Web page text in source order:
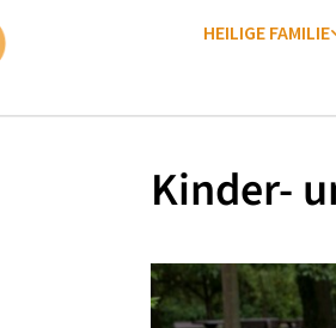
HEILIGE FAMILIE
Kinder-